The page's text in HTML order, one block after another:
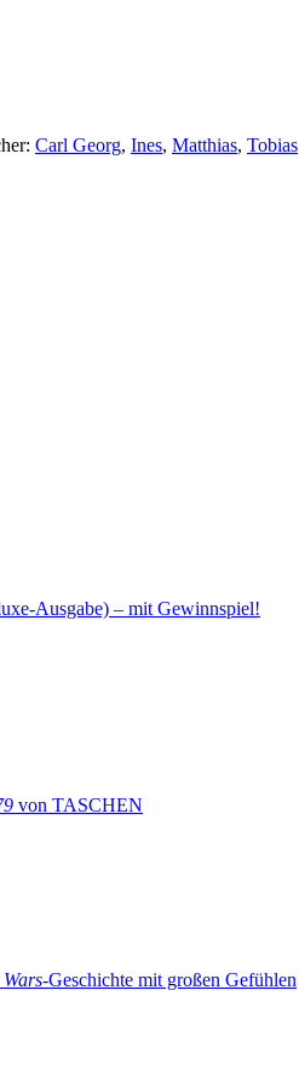
Carl Georg, Ines, Matthias, Tobias
Ausgabe) – mit Gewinnspiel!
von TASCHEN
-Geschichte mit großen Gefühlen